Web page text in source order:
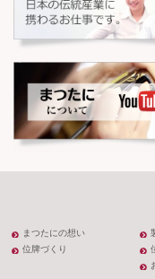
まつたにの想い
位牌づくり